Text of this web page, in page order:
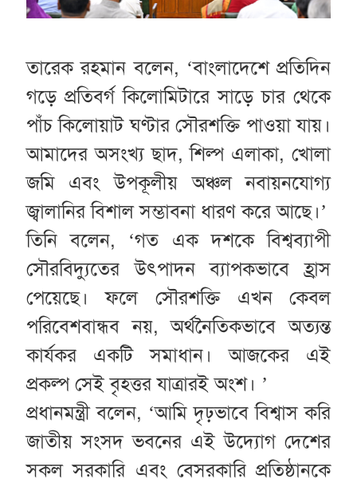
তারেক রহমান বলেন, ‘বাংলাদেশে প্রতিদিন
গড়ে প্রতিবর্গ কিলোমিটারে সাড়ে চার থেকে
পাঁচ কিলোয়াট ঘণ্টার সৌরশক্তি পাওয়া যায়।
আমাদের অসংখ্য ছাদ, শিল্প এলাকা, খোলা
জমি এবং উপকূলীয় অঞ্চল নবায়নযোগ্য
জ্বালানির বিশাল সম্ভাবনা ধারণ করে আছে।’
তিনি বলেন, ‘গত এক দশকে বিশ্বব্যাপী
সৌরবিদ্যুতের উৎপাদন ব্যাপকভাবে হ্রাস
পেয়েছে। ফলে সৌরশক্তি এখন কেবল
পরিবেশবান্ধব নয়, অর্থনৈতিকভাবে অত্যন্ত
কার্যকর একটি সমাধান। আজকের এই
প্রকল্প সেই বৃহত্তর যাত্রারই অংশ। ’
প্রধানমন্ত্রী বলেন, ‘আমি দৃঢ়ভাবে বিশ্বাস করি
জাতীয় সংসদ ভবনের এই উদ্যোগ দেশের
সকল সরকারি এবং বেসরকারি প্রতিষ্ঠানকে